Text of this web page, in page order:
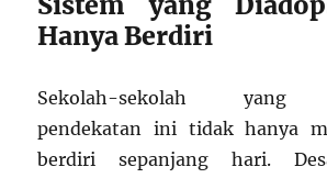
Hanya Berdiri
Sekolah-sekolah yang
pendekatan ini tidak hanya
berdiri sepanjang hari.